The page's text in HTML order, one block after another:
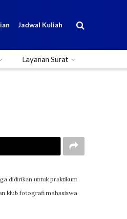
Jadwal Kuliah
Layanan Surat
didirikan untuk praktikum
klub fotografi mahasiswa